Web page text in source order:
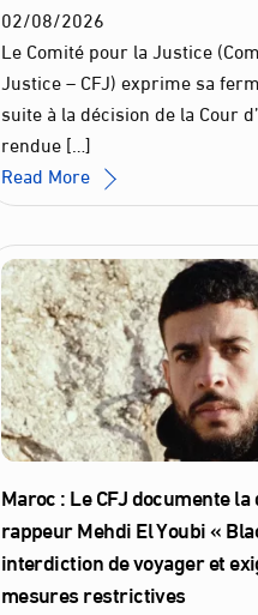
02/08/2026
Le Comité pour la Justice
Justice – CFJ) exprime sa
suite à la décision de la Cour
rendue […]
Read More
Maroc : Le CFJ documente
rappeur Mehdi El Youbi «
interdiction de voyager et
mesures restrictives